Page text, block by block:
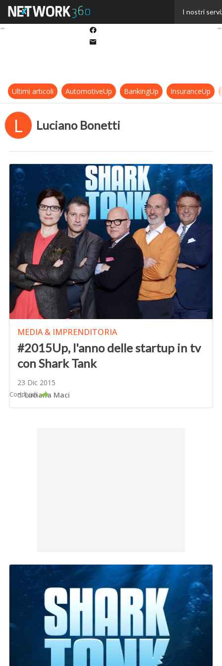
I nostri
Ultimi articoli AutomotiveUp BankingUp InsuranceUp
L Luciano Bonetti
MEDIA & IMPRENDITORIA
#2015Up, l'anno delle startup in tv
con Shark Tank
23 Dic 2015
diLuciana Maci
Condividi